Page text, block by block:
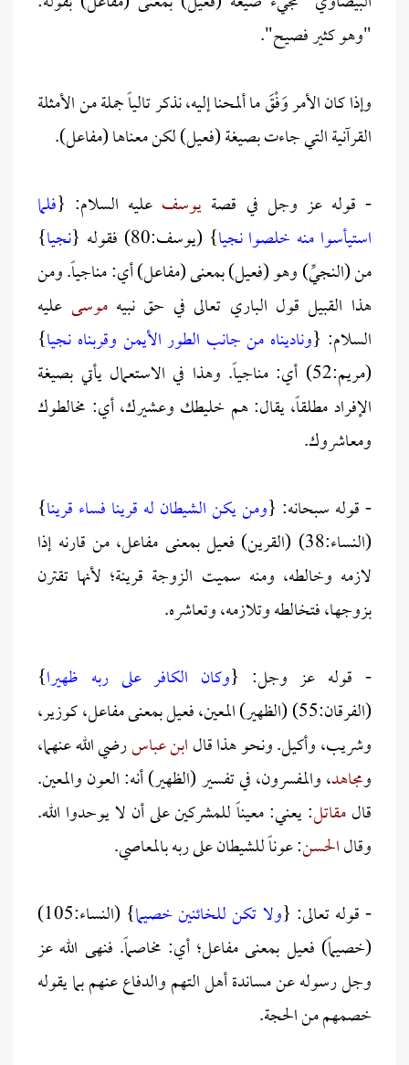
"وهو كثير فصيح".
وإذا كان الأمر وَفْقَ ما ألمحنا إليه، نذكر تالياً جملة من الأمثلة
القرآنية التي جاءت بصيغة (فعيل) لكن معناها (مفاعل).
- قوله عز وجل في قصة يوسف عليه السلام: {فلما
استيأسوا منه خلصوا نجيا} (يوسف:80) فقوله { نجيا}
من (النجيِّ) وهو (فعيل) بمعنى (مفاعل) أي: مناجياً. ومن
هذا القبيل قول الباري تعالى في حق نبيهموسى عليه
السلام: {وناديناه من جانب الطور الأيمن وقربناه نجيا}
(مريم:52) أي: مناجياً. وهذا في الاستعمال يأتي بصيغة
الإفراد مطلقاً، يقال: هم خليطك وعشيرك، أي: مخالطوك
ومعاشروك.
- قوله سبحانه: {ومن يكن الشيطان له قرينا فساء قرينا}
(النساء:38) (القرين) فعيل بمعنى مفاعل، من قارنه إذا
لازمه وخالطه، ومنه سميت الزوجة قرينة؛ لأنها تقترن
بزوجها، فتخالطه وتلازمه، وتعاشره.
- قوله عز وجل: {وكان الكافر على ربه ظهيرا}
(الفرقان:55) (الظهير) المعين، فعيل بمعنى مفاعل، كوزير،
وشريب، وأكيل. ونحو هذا قالابن عباسرضي الله عنهما،
ومجاهد، والمفسرون، في تفسير (الظهير) أنه: العون والمعين.
قالمقاتل: يعني: معيناً للمشركين على أن لا يوحدوا الله.
وقالالحسن: عوناً للشيطان على ربه بالمعاصي.
- قوله تعالى: {ولا تكن للخائنين خصيما
} (النساء:105)
(خصيماً) فعيل بمعنى مفاعل؛ أي: مخاصماً. فنهى الله عز
وجل رسوله عن مساندة أهل التهم والدفاع عنهم بما يقوله
خصمهم من الحجة.